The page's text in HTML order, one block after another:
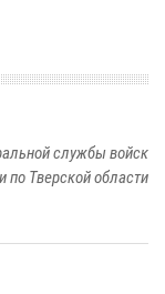
службы войск
по Тверской области